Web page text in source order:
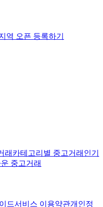
역 오픈 등록하기
래 카테고리별 중고거래 인기
중고거래
드서비스 이용약관개인정